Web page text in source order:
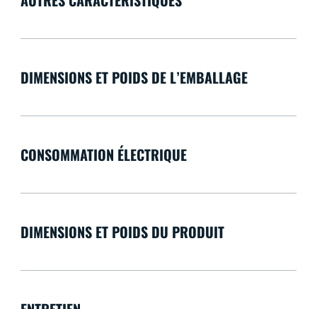
DIMENSIONS ET POIDS DE L’EMBALLAGE
CONSOMMATION ÉLECTRIQUE
DIMENSIONS ET POIDS DU PRODUIT